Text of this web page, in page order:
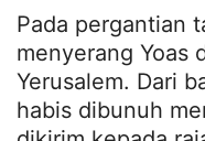
Pada pergantian
menyerang Yoas
Yerusalem. Dari
habis dibunuh